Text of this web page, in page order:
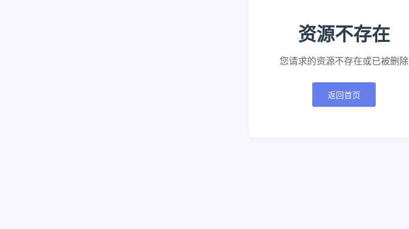
资源不存在
您请求的资源不存在或已被删除
返回首页